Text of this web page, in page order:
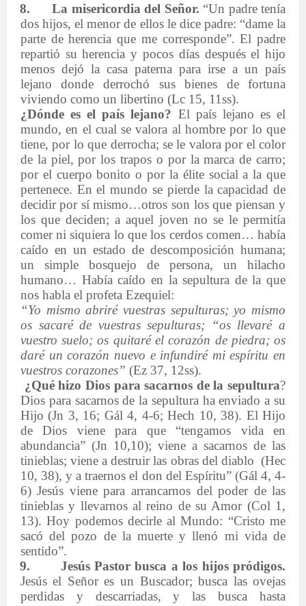
8. La misericordia del Señor. “Un padre tenía
dos hijos, el menor de ellos le dice padre: “dame la
parte de herencia que me corresponde”. El padre
repartió su herencia y pocos días después el hijo
menos dejó la casa paterna para irse a un país
lejano donde derrochó sus bienes de fortuna
viviendo como un libertino (Lc 15, 11ss).
¿Dónde es el país lejano? El país lejano es el
mundo, en el cual se valora al hombre por lo que
tiene, por lo que derrocha; se le valora por el color
de la piel, por los trapos o por la marca de carro;
por el cuerpo bonito o por la élite social a la que
pertenece. En el mundo se pierde la capacidad de
decidir por sí mismo…otros son los que piensan y
los que deciden; a aquel joven no se le permitía
comer ni siquiera lo que los cerdos comen… había
caído en un estado de descomposición humana;
un simple bosquejo de persona, un hilacho
humano… Había caído en la sepultura de la que
nos habla el profeta Ezequiel:
“Yo mismo abriré vuestras sepulturas; yo mismo
os sacaré de vuestras sepulturas;
“os llevaré a
vuestro suelo; os quitaré el corazón de piedra; os
daré un corazón nuevo e infundiré mi espíritu en
vuestros corazones” (Ez 37, 12ss).
¿Qué hizo Dios para sacarnos de la sepultura?
Dios para sacarnos de la sepultura ha enviado a su
Hijo (Jn 3, 16; Gál 4, 4-6; Hech 10, 38). El Hijo
de Dios viene para que “tengamos vida en
abundancia” (Jn 10,10); viene a sacarnos de las
tinieblas; viene a destruir las obras del diablo (Hec
10, 38), y a traernos el don del Espíritu” (Gál 4, 4-
6) Jesús viene para arrancarnos del poder de las
tinieblas y llevarnos al reino de su Amor (Col 1,
13). Hoy podemos decirle al Mundo: “Cristo me
sacó del pozo de la muerte y llenó mi vida de
sentido”.
9.
Jesús Pastor busca a los hijos pródigos.
Jesús el Señor es un Buscador; busca las ovejas
perdidas y descarriadas, y las busca hasta